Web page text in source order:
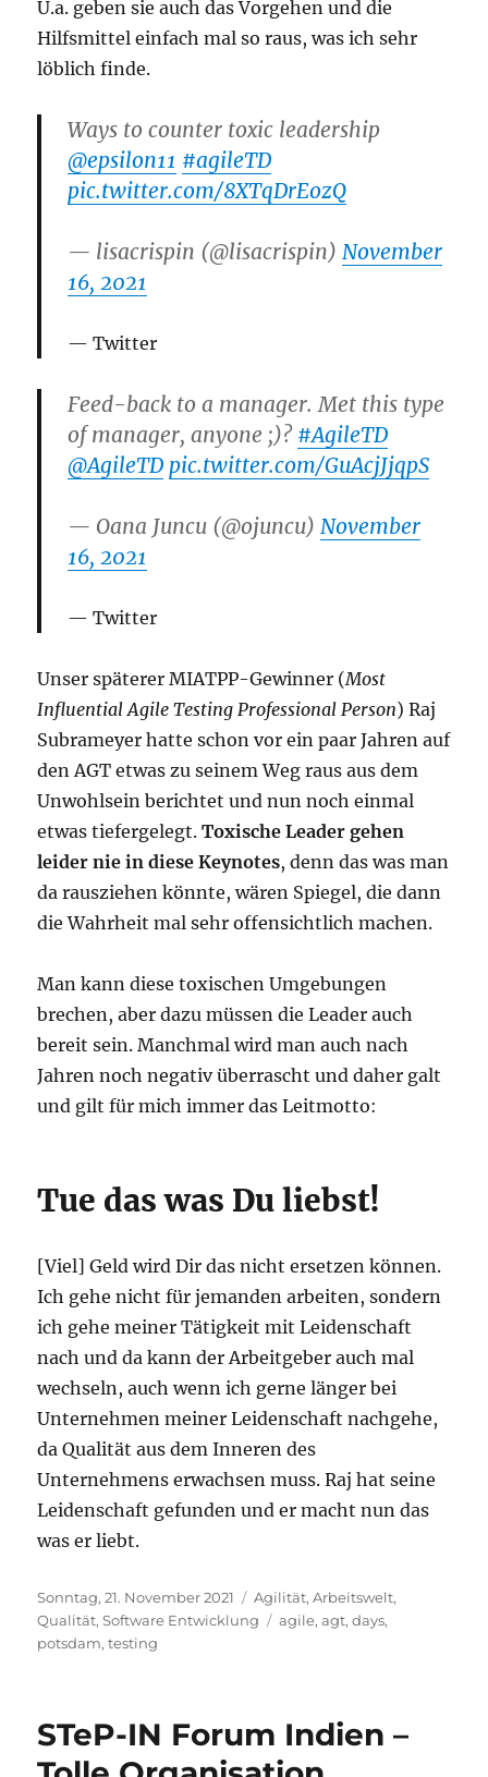
U.a. geben sie auch das Vorgehen und die
Hilfsmittel einfach mal so raus, was ich sehr
löblich finde.
Ways to counter toxic leadership
@epsilon11 #agileTD
pic.twitter.com/8XTqDrEozQ
— lisacrispin (@lisacrispin)November
16, 2021
Twitter
Feed-back to a manager. Met this type
of manager, anyone ;)? #AgileTD
@AgileTD pic.twitter.com/GuAcjJjqpS
— Oana Juncu (@ojuncu)November
16, 2021
Twitter
Unser späterer MIATPP-Gewinner (Most
Influential Agile Testing Professional Person) Raj
Subrameyer hatte schon vor ein paar Jahren auf
den AGT etwas zu seinem Weg raus aus dem
Unwohlsein berichtet und nun noch einmal
etwas tiefergelegt.Toxische Leader gehen
leider nie in diese Keynotes, denn das was man
da rausziehen könnte, wären Spiegel, die dann
die Wahrheit mal sehr offensichtlich machen.
Man kann diese toxischen Umgebungen
brechen, aber dazu müssen die Leader auch
bereit sein. Manchmal wird man auch nach
Jahren noch negativ überrascht und daher galt
und gilt für mich immer das Leitmotto:
Tue das was Du liebst!
[Viel] Geld wird Dir das nicht ersetzen können.
Ich gehe nicht für jemanden arbeiten, sondern
ich gehe meiner Tätigkeit mit Leidenschaft
nach und da kann der Arbeitgeber auch mal
wechseln, auch wenn ich gerne länger bei
Unternehmen meiner Leidenschaft nachgehe,
da Qualität aus dem Inneren des
Unternehmens erwachsen muss. Raj hat seine
Leidenschaft gefunden und er macht nun das
was er liebt.
Veröffentlicht
am
Sonntag, 21. November 2021 Kategorien
Agilität,Arbeitswelt,
Qualität,Software Entwicklung Schlagwörter
agile,agt,days,
potsdam,testing
STeP-IN Forum Indien –